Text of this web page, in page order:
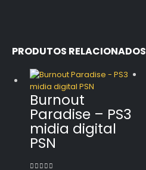
PRODUTOS RELACIONADOS
Burnout
Paradise – PS3
midia digital
PSN